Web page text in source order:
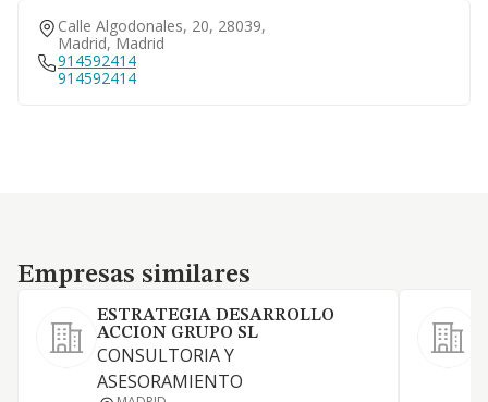
Calle Algodonales, 20, 28039,
Madrid, Madrid
914592414
914592414
Empresas similares
Empresas similares
ESTRATEGIA DESARROLLO
ACCION GRUPO SL
CONSULTORIA Y
ASESORAMIENTO